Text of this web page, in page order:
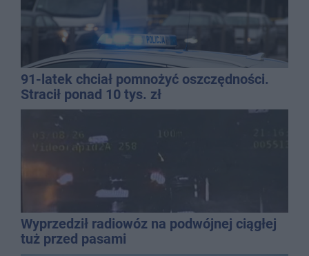
91-latek chciał pomnożyć oszczędności.
Stracił ponad 10 tys. zł
Wyprzedził radiowóz na podwójnej ciągłej
tuż przed pasami